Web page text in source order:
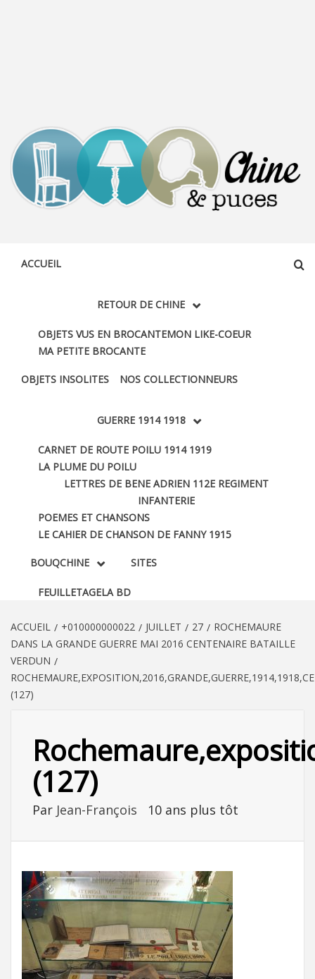
ACCUEIL
RETOUR DE CHINE
OBJETS VUS EN BROCANTEMON LIKE-COEUR
MA PETITE BROCANTE
OBJETS INSOLITES NOS COLLECTIONNEURS
GUERRE 1914 1918
CARNET DE ROUTE POILU 1914 1919
LA PLUME DU POILU
LETTRES DE BENE ADRIEN 112E REGIMENT
INFANTERIE
POEMES ET CHANSONS
LE CAHIER DE CHANSON DE FANNY 1915
BOUQCHINE
FEUILLETAGELA BD
SITES
ACCUEIL +010000000022 JUILLET 27
ROCHEMAURE
DANS LA GRANDE GUERRE MAI 2016 CENTENAIRE BATAILLE
VERDUN
(127)
(127)
Par Jean-François 10 ans plus tôt